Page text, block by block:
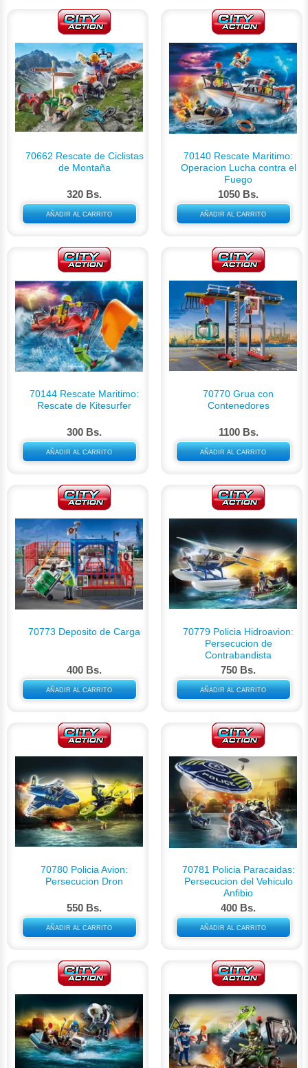
70662 Rescate de Ciclistas
de Montaña
320 Bs.
AÑADIR AL CARRITO
70140 Rescate Maritimo:
Operacion Lucha contra el
Fuego
1050 Bs.
AÑADIR AL CARRITO
70144 Rescate Maritimo:
Rescate de Kitesurfer
300 Bs.
AÑADIR AL CARRITO
70770 Grua con
Contenedores
1100 Bs.
AÑADIR AL CARRITO
70773 Deposito de Carga
400 Bs.
AÑADIR AL CARRITO
70779 Policia Hidroavion:
Persecucion de
Contrabandista
750 Bs.
AÑADIR AL CARRITO
70780 Policia Avion:
Persecucion Dron
550 Bs.
AÑADIR AL CARRITO
70781 Policia Paracaidas:
Persecucion del Vehiculo
Anfibio
400 Bs.
AÑADIR AL CARRITO